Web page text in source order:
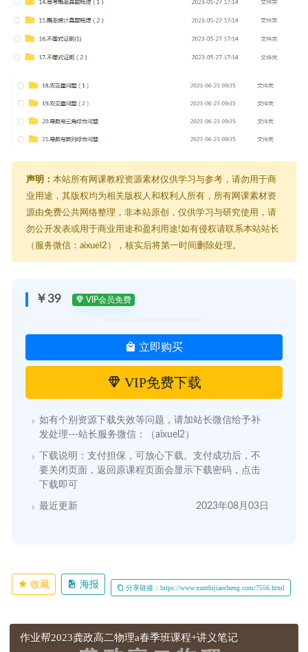
声明： 本站所有网课教程资源素材仅供学习与参考，请勿用于商
业用途，其版权均为相关版权人和权利人所有，所有网课素材资
源由免费公共网络整理，非本站原创，仅供学习与研究使用，请
勿公开发表或用于商业用途和盈利用途!如有侵权请联系本站站长
（服务微信：aixuel2），核实后将第一时间删除处理。
￥39 VIP会员免费
立即购买
VIP免费下载
如有个别资源下载失效等问题，请加站长微信给予补
发处理---站长服务微信：（aixuel2）
下载说明：支付担保，可放心下载。支付成功后，不
要关闭页面，返回原课程页面会显示下载密码，点击
下载即可
最近更新 2023年08月03日
收藏 海报 分享链接：https://www.xuezhijiaocheng.com/7556.html
作业帮2023龚政高二物理a春季班课程+讲义笔记